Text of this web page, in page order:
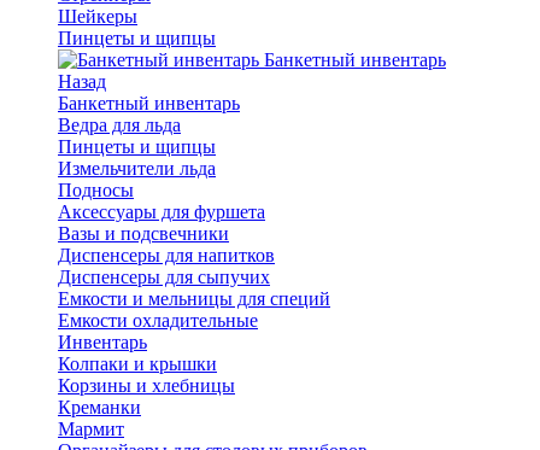
Шейкеры
Пинцеты и щипцы
Банкетный инвентарь
Назад
Банкетный инвентарь
Ведра для льда
Пинцеты и щипцы
Измельчители льда
Подносы
Аксессуары для фуршета
Вазы и подсвечники
Диспенсеры для напитков
Диспенсеры для сыпучих
Емкости и мельницы для специй
Емкости охладительные
Инвентарь
Колпаки и крышки
Корзины и хлебницы
Креманки
Мармит